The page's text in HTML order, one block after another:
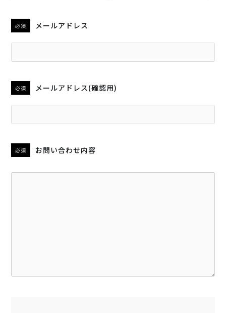
必須 メールアドレス
必須 メールアドレス(確認用)
必須 お問い合わせ内容